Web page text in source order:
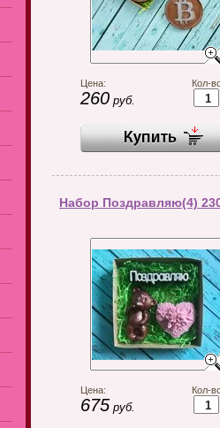
Цена:
260 руб.
Кол-
Набор Поздравляю(4)
Цена:
675 руб.
Кол-